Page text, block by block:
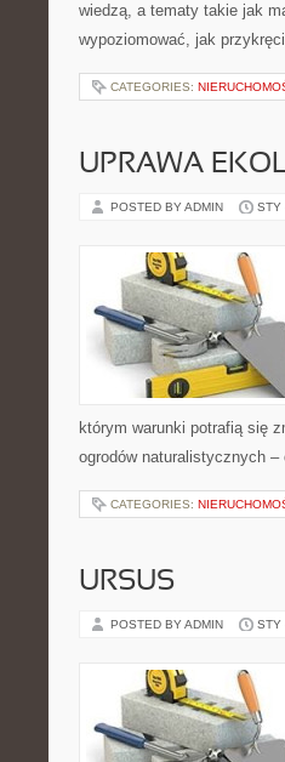
wiedzą, a tematy takie jak
wypoziomować, jak
CATEGORIES:
UPRAWA
POSTED BY ADMIN STY
którym warunki potrafią się
ogrodów naturalistycznych
CATEGORIES:
URSUS
POSTED BY ADMIN STY